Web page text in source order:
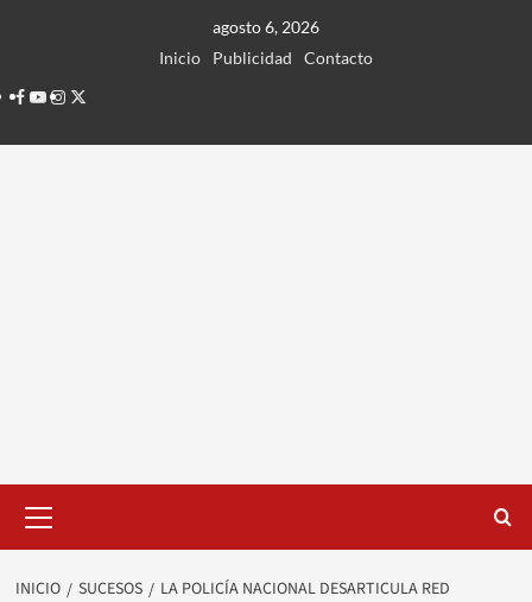
agosto 6, 2026
Inicio
Publicidad
Contacto
Facebook
Youtube
Instagram
Twitter
principal
INICIO SUCESOS
LA POLICÍA NACIONAL DESARTICULA RED